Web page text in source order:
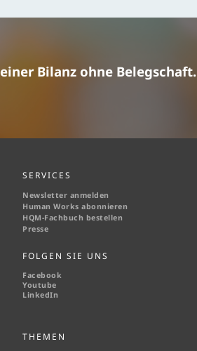
einer Bilanz ohne Belegschaft.
SERVICES
Newsletter anmelden
Human Works abonnieren
HQM-Fachbuch bestellen
Presse
FOLGEN SIE UNS
Facebook
Youtube
LinkedIn
THEMEN